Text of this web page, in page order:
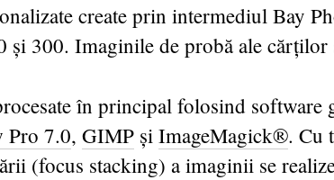
create prin intermediul Bay
și 300. Imaginile de probă ale cărților
în principal folosind software
Pro 7.0, GIMP și ImageMagick®. Cu
(focus stacking) a imaginii se